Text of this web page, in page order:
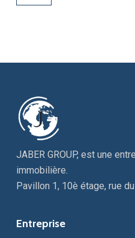
JABER GROUP, est une
immobilière.
Pavillon 1, 10è étage, rue
Entreprise